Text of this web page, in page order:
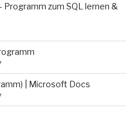
Programm zum SQL lernen &
| Microsoft Docs